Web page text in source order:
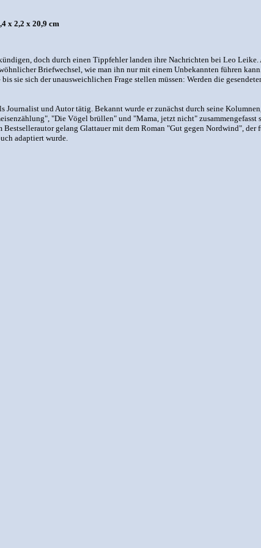
x 2,2 x 20,9 cm
doch durch einen Tippfehler landen ihre Nachrichten bei Leo Leike.
Briefwechsel, wie man ihn nur mit einem Unbekannten führen
sie sich der unausweichlichen Frage stellen müssen: Werden die
Journalist und Autor tätig. Bekannt wurde er zunächst durch seine
"Die Vögel brüllen" und "Mama, jetzt nicht" zusammengefasst
gelang Glattauer mit dem Roman "Gut gegen Nordwind",
adaptiert wurde.